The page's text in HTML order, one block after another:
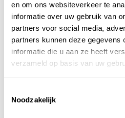
en om ons websiteverkeer te
informatie over uw gebruik van
partners voor social media,
partners kunnen deze gegevens
informatie die u aan ze heeft
verzameld op basis van uw
Noodzakelijk
4. Groenland
In tegenstelling tot wat de
Groenland veel minder groen
Groenlandse ijskap vormt na
ijsmassa op aarde. Rond die